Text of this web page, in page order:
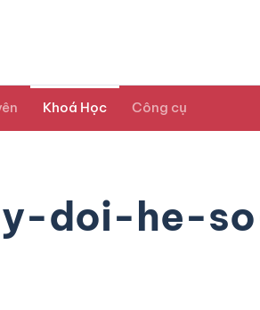
Khoá Học Công cụ
doi-he-